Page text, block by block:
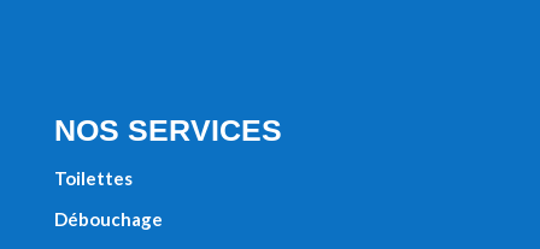
NOS SERVICES
Toilettes
Débouchage